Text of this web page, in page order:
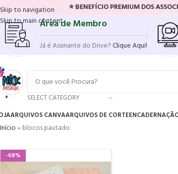
Skip to navigation
Skip to main content
⭐ BENEFÍCIO PREMIUM DOS ASSOCIADOS ⭐
Área de Membro
Já é Assinante do Drive?Clique Aqui!
SELECT CATEGORY
ARQUIVOS CANVAARQUIVOS DE CORTE
Início» blocos pautado
-68%